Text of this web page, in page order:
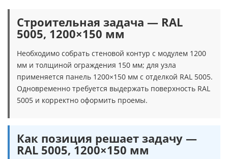
Строительная задача — RAL
5005, 1200×150 мм
Необходимо собрать стеновой контур с модулем 1200
мм и толщиной ограждения 150 мм; для узла
применяется панель 1200×150 мм с отделкой RAL 5005.
Одновременно требуется выдержать поверхность RAL
5005 и корректно оформить проемы.
Как позиция решает задачу —
RAL 5005, 1200×150 мм